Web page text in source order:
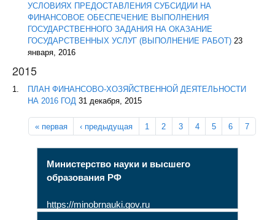
УСЛОВИЯХ ПРЕДОСТАВЛЕНИЯ СУБСИДИИ НА
ФИНАНСОВОЕ ОБЕСПЕЧЕНИЕ ВЫПОЛНЕНИЯ
ГОСУДАРСТВЕННОГО ЗАДАНИЯ НА ОКАЗАНИЕ
ГОСУДАРСТВЕННЫХ УСЛУГ (ВЫПОЛНЕНИЕ РАБОТ) 23
января, 2016
2015
ПЛАН ФИНАНСОВО-ХОЗЯЙСТВЕННОЙ ДЕЯТЕЛЬНОСТИ
НА 2016 ГОД 31 декабря, 2015
Страницы
« первая ‹ предыдущая 1 2 3 4 5 6 7
Министерство науки и высшего
образования РФ
https://minobrnauki.gov.ru